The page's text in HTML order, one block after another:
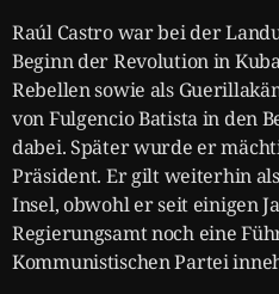
Raúl Castro war bei der
Beginn der Revolution in
Rebellen sowie als
von Fulgencio Batista in den
dabei. Später wurde er
Präsident. Er gilt weiterhin
Insel, obwohl er seit einigen
Regierungsamt noch eine
Kommunistischen Partei